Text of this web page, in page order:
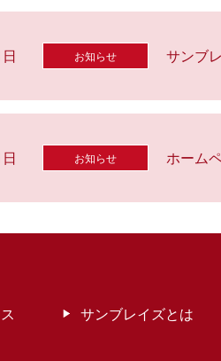
お知らせ サンブ
お知らせ ホーム
サンブレイズとは